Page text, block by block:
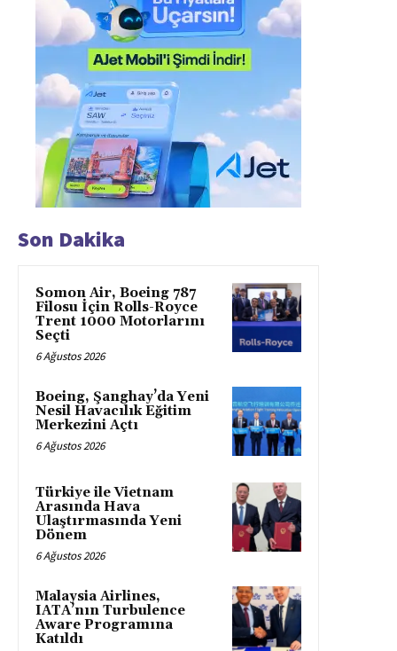
Son Dakika
Somon Air, Boeing 787
Filosu İçin Rolls-Royce
Trent 1000 Motorlarını
Seçti
6 Ağustos 2026
Boeing, Şanghay’da Yeni
Nesil Havacılık Eğitim
Merkezini Açtı
6 Ağustos 2026
Türkiye ile Vietnam
Arasında Hava
Ulaştırmasında Yeni
Dönem
6 Ağustos 2026
Malaysia Airlines,
IATA’nın Turbulence
Aware Programına
Katıldı